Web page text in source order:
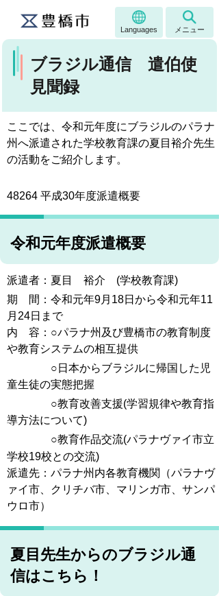
Languages メニュー
ブラジル通信 遣伯使
見聞録
ここでは、令和元年度にブラジルのパラナ
州へ派遣された学校教育課の夏目裕介先生
の活動をご紹介します。
48264 平成30年度派遣概要
令和元年度派遣概要
派遣者：夏目 裕介 (学校教育課)
期 間：令和元年9月18日から令和元年11
月24日まで
内 容：○パラナ州及び豊橋市の教育制度
や教育システムの相互提供
○日本からブラジルに帰国した児
童生徒の実態把握
○教育改善支援(学習規律や教育指
導方法について)
○教育作品交流(パラナヴァイ市立
学校19校との交流)
派遣先：パラナ州内各教育機関（パラナヴ
ァイ市、クリチバ市、マリンガ市、サンパ
ウロ市）
夏目先生からのブラジル通
信はこちら！